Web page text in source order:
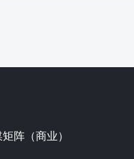
阵（商业）